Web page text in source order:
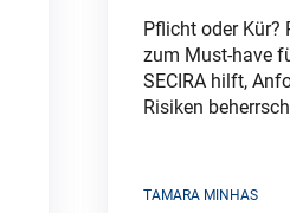
Pflicht oder Kür?
zum Must-have
SECIRA hilft,
Risiken
TAMARA MINHAS